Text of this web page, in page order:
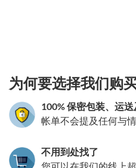
为何要选择我们购
100% 保密包装、运
帐单不会提及任何与
不用到处找了